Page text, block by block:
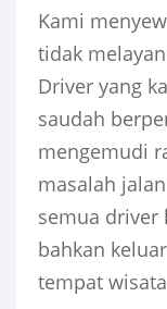
Kami
tidak
Driver yang
saudah
mengemudi
masalah
semua driver
bahkan
tempat